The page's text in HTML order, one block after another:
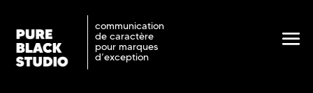
communication
de caractère
pour marques
d’exception